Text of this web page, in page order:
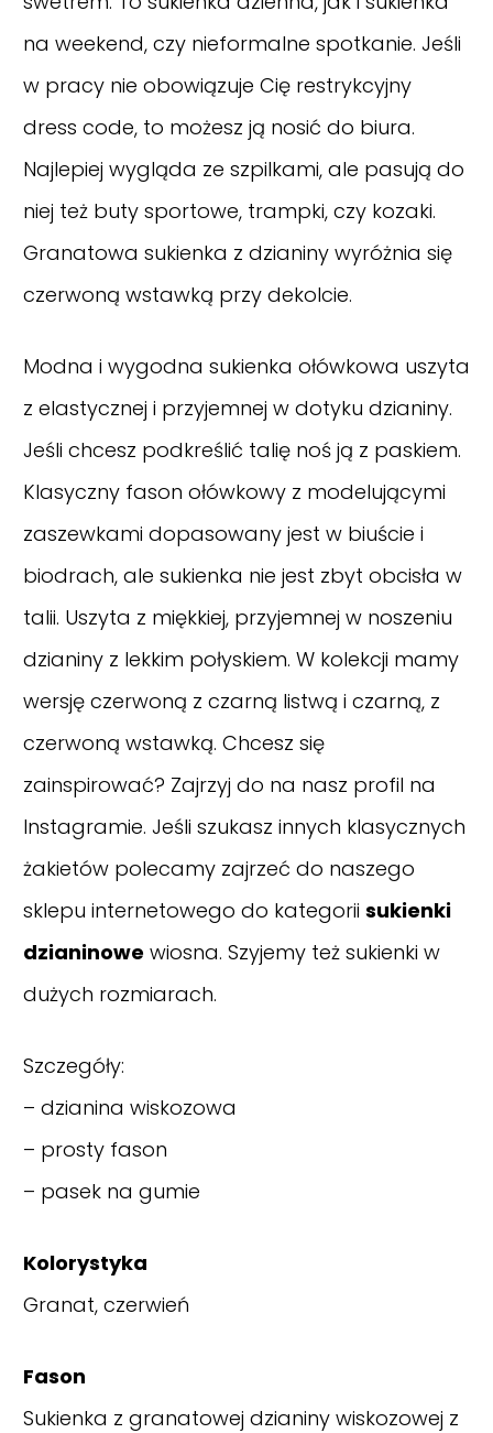
na weekend, czy nieformalne spotkanie. Jeśli
w pracy nie obowiązuje Cię restrykcyjny
dress code, to możesz ją nosić do biura.
Najlepiej wygląda ze szpilkami, ale pasują do
niej też buty sportowe, trampki, czy kozaki.
Granatowa sukienka z dzianiny wyróżnia się
czerwoną wstawką przy dekolcie.
Modna i wygodna sukienka ołówkowa uszyta
z elastycznej i przyjemnej w dotyku dzianiny.
Jeśli chcesz podkreślić talię noś ją z paskiem.
Klasyczny fason ołówkowy z modelującymi
zaszewkami dopasowany jest w biuście i
biodrach, ale sukienka nie jest zbyt obcisła w
talii. Uszyta z miękkiej, przyjemnej w noszeniu
dzianiny z lekkim połyskiem. W kolekcji mamy
wersję czerwoną z czarną listwą i czarną, z
czerwoną wstawką. Chcesz się
zainspirować? Zajrzyj do na nasz profil na
Instagramie. Jeśli szukasz innych klasycznych
żakietów polecamy zajrzeć do naszego
sklepu internetowego do kategorii sukienki
dzianinowe wiosna. Szyjemy też sukienki w
dużych rozmiarach.
Szczegóły:
– dzianina wiskozowa
– prosty fason
– pasek na gumie
Kolorystyka
Granat, czerwień
Fason
Sukienka z granatowej dzianiny wiskozowej z